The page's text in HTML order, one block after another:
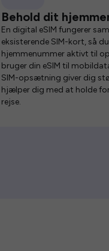
Behold dit
En digital eSIM fungerer
eksisterende SIM-kort, så
hjemmenummer aktivt til
bruger din eSIM til
SIM-opsætning giver dig
hjælper dig med at holde
rejse.